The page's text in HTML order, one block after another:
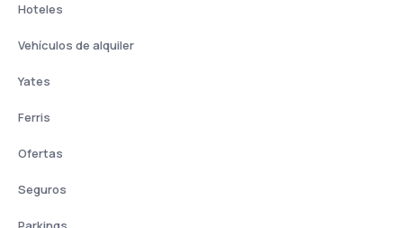
Hoteles
Vehículos de alquiler
Yates
Ferris
Ofertas
Seguros